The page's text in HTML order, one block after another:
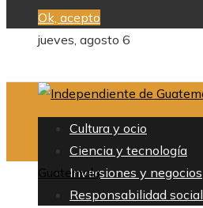
Ok, acepto
jueves, agosto 6
Cultura y ocio
Ciencia y tecnología
Inversiones y negocios
Responsabilidad social
Guatemala